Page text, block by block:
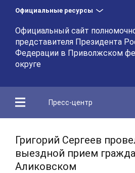
Официальные ресурсы
Официальный сайт
представителя Президента
Федерации в Приволжском
округе
Пресс-центр
Григорий Сергеев
выездной прием
Аликовском